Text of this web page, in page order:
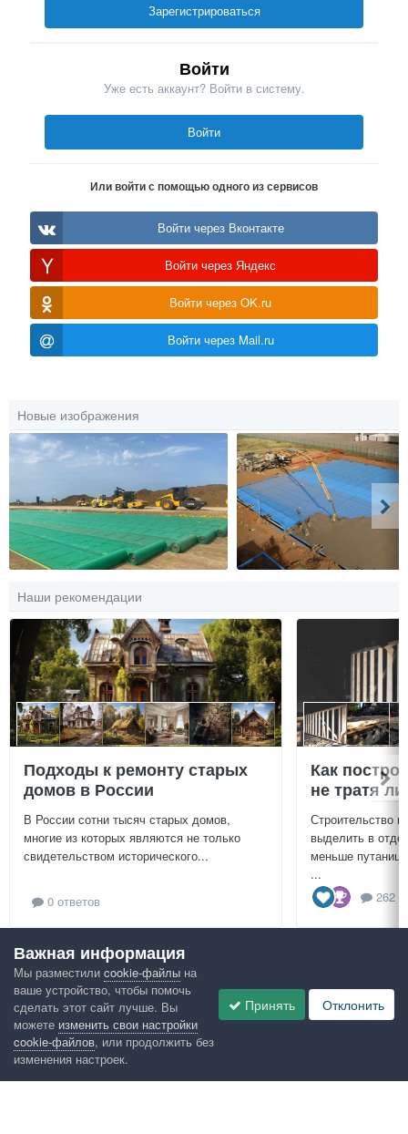
Зарегистрироваться
Войти
Уже есть аккаунт? Войти в систему.
Войти
Или войти с помощью одного из сервисов
Войти через Вконтакте
Войти через Яндекс
Войти через OK.ru
Войти через Mail.ru
Новые изображения
Наши рекомендации
Подходы к ремонту старых
домов в России
В России сотни тысяч старых домов,
многие из которых являются не только
свидетельством исторического...
0 ответов
Как
не тратя
Строительство
выделить в
меньше
...
262
Посмотреть всё
Google рекомендует
Важная информация
Мы разместили cookie-файлы на
ваше устройство, чтобы помочь
сделать этот сайт лучше. Вы
можете изменить свои настройки
cookie-файлов, или продолжить без
изменения настроек.
Принять Отклонить